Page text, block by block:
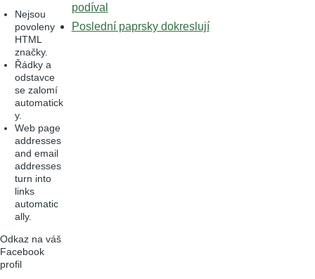
Nejsou
povoleny
HTML
značky.
Řádky a
odstavce
se zalomí
automatick
y.
Web page
addresses
and email
addresses
turn into
links
automatic
ally.
Odkaz na váš
Facebook
profil
podíval
Poslední paprsky dokreslují